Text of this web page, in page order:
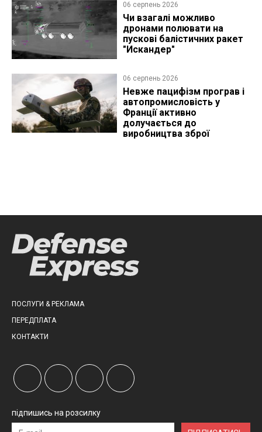
06 серпень 2026
Чи взагалі можливо
дронами полювати на
пускові балістичних ракет
"Искандер"
06 серпень 2026
Невже пацифізм програв і
автопромисловість у
Франції активно
долучається до
виробництва зброї
ПОСЛУГИ & РЕКЛАМА
ПЕРЕДПЛАТА
КОНТАКТИ
підпишись на розсилку